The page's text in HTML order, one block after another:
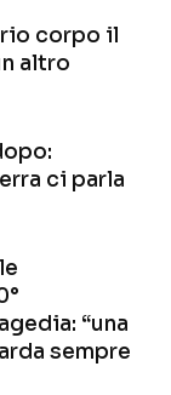
corpo il
altro
ci parla
“una
sempre